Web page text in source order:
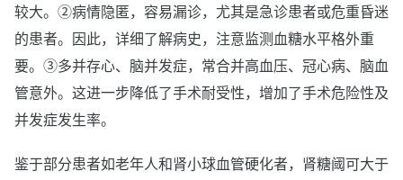
较大。②病情隐匿，容易漏诊，尤其是急诊患者或危重昏迷
的患者。因此，详细了解病史，注意监测血糖水平格外重
要。③多并存心、脑并发症，常合并高血压、冠心病、脑血
管意外。这进一步降低了手术耐受性，增加了手术危险性及
并发症发生率。
鉴于部分患者如老年人和肾小球血管硬化者，肾糖阈可大于